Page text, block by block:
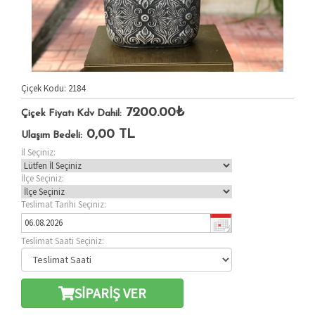
Çiçek Kodu: 2184
Çiçek Fiyatı Kdv Dahil: 7200.00₺
Ulaşım Bedeli: 0,00 TL
İl Seçiniz:
İlçe Seçiniz:
Teslimat Tarihi Seçiniz:
Teslimat Saati Seçiniz:
SİPARİŞ VER